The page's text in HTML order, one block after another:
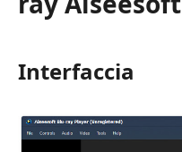
Interfaccia